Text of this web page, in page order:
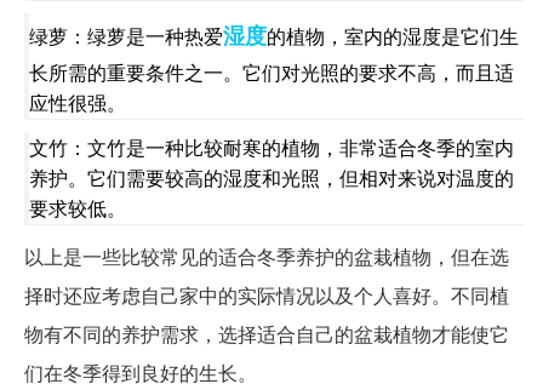
绿萝：绿萝是一种热爱湿度的植物，室内的湿度是它们生
长所需的重要条件之一。它们对光照的要求不高，而且适
应性很强。
文竹：文竹是一种比较耐寒的植物，非常适合冬季的室内
养护。它们需要较高的湿度和光照，但相对来说对温度的
要求较低。
以上是一些比较常见的适合冬季养护的盆栽植物，但在选
择时还应考虑自己家中的实际情况以及个人喜好。不同植
物有不同的养护需求，选择适合自己的盆栽植物才能使它
们在冬季得到良好的生长。